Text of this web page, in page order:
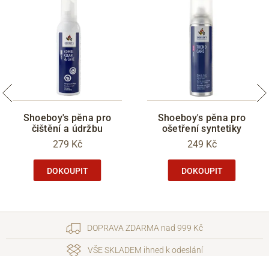
Shoeboy's pěna pro
čištění a údržbu
279 Kč
DOKOUPIT
Shoeboy's pěna pro
ošetření syntetiky
249 Kč
DOKOUPIT
DOPRAVA ZDARMA nad 999 Kč
VŠE SKLADEM ihned k odeslání